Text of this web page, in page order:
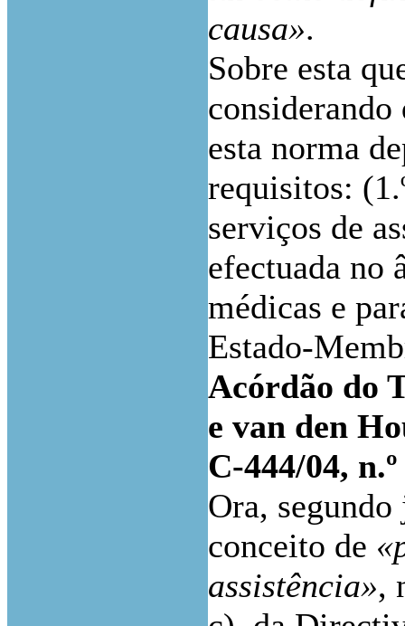
causa».
Sobre esta
considerando
esta norma
requisitos:
serviços de
efectuada no
médicas e
Estado-
Acórdão do
e van den
C-444/04,
Ora,
conceito de
assistência»,